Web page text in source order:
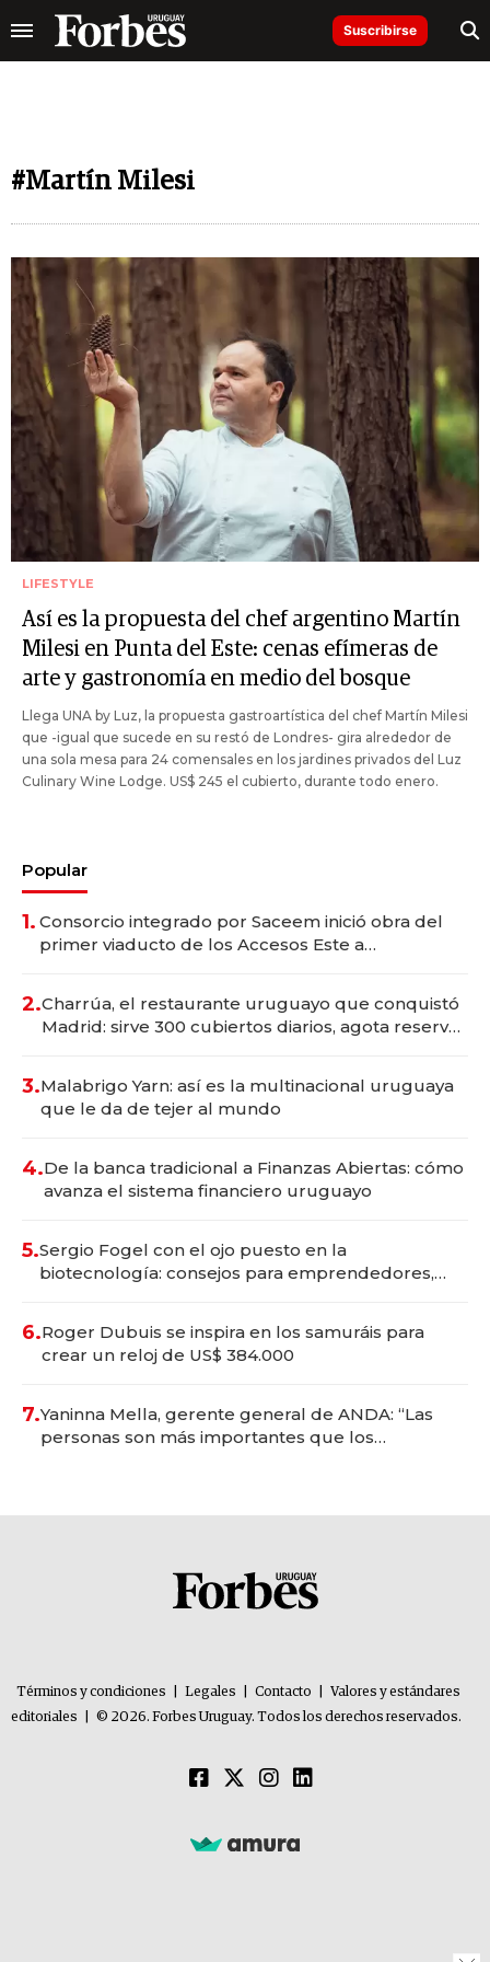
Suscribirse
#Martín Milesi
LIFESTYLE
Así es la propuesta del chef argentino Martín
Milesi en Punta del Este: cenas efímeras de
arte y gastronomía en medio del bosque
Llega UNA by Luz, la propuesta gastroartística del chef Martín Milesi
que -igual que sucede en su restó de Londres- gira alrededor de
una sola mesa para 24 comensales en los jardines privados del Luz
Culinary Wine Lodge. US$ 245 el cubierto, durante todo enero.
Popular
1. Consorcio integrado por Saceem inició obra del
primer viaducto de los Accesos Este a
2.Charrúa, el restaurante uruguayo que conquistó
Madrid: sirve 300 cubiertos diarios, agota reservas
3.Malabrigo Yarn: así es la multinacional uruguaya
que le da de tejer al mundo
4.De la banca tradicional a Finanzas Abiertas: cómo
avanza el sistema financiero uruguayo
5.Sergio Fogel con el ojo puesto en la
biotecnología: consejos para emprendedores,
6.Roger Dubuis se inspira en los samuráis para
crear un reloj de US$ 384.000
7.Yaninna Mella, gerente general de ANDA: “Las
personas son más importantes que los
Términos y condiciones Legales Contacto
Valores y estándares
editoriales
© 2026. Forbes Uruguay. Todos los derechos reservados.